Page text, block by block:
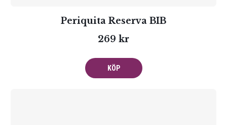
Periquita Reserva BIB
269 kr
KÖP